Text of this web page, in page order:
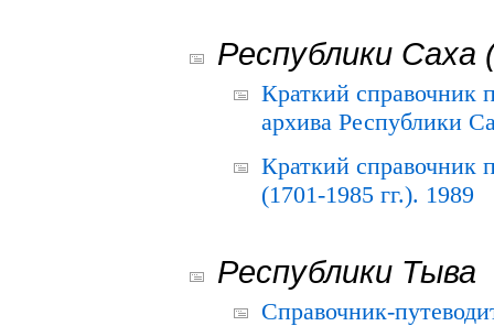
Республики Саха
Краткий справочник
архива Республики
Краткий
(1701-1985 гг.). 1989
Республики Тыва
Справочник-